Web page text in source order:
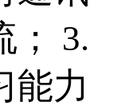
； 3.
能力